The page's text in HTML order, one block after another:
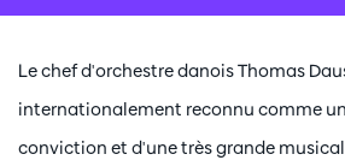
Le chef d'orchestre danois Thomas
internationalement reconnu comme
conviction et d'une très grande